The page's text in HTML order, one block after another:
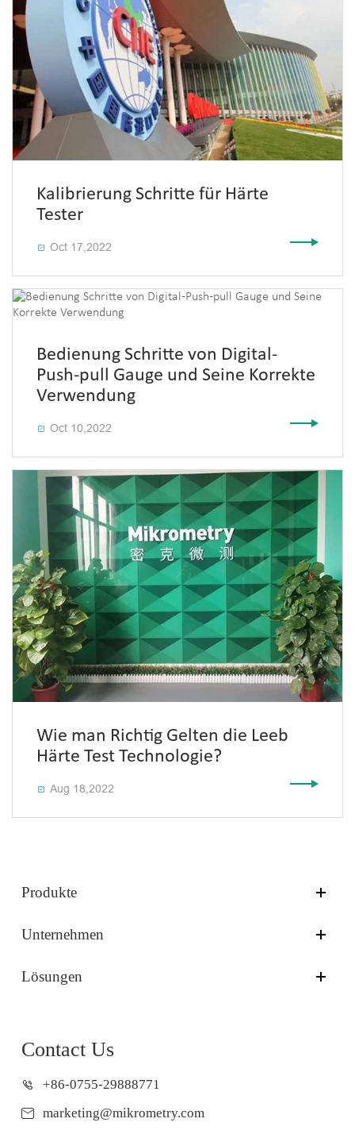
Kalibrierung Schritte für Härte
Tester
 Oct 17,2022
Bedienung Schritte von Digital-
Push-pull Gauge und Seine Korrekte
Verwendung
 Oct 10,2022
Wie man Richtig Gelten die Leeb
Härte Test Technologie?
 Aug 18,2022
Produkte
Unternehmen
Lösungen
Contact Us
+86-0755-29888771
marketing@mikrometry.com